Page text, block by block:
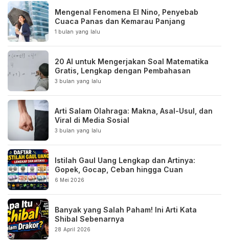
Mengenal Fenomena El Nino, Penyebab
Cuaca Panas dan Kemarau Panjang
1 bulan yang lalu
20 AI untuk Mengerjakan Soal Matematika
Gratis, Lengkap dengan Pembahasan
3 bulan yang lalu
Arti Salam Olahraga: Makna, Asal-Usul, dan
Viral di Media Sosial
3 bulan yang lalu
Istilah Gaul Uang Lengkap dan Artinya:
Gopek, Gocap, Ceban hingga Cuan
6 Mei 2026
Banyak yang Salah Paham! Ini Arti Kata
Shibal Sebenarnya
28 April 2026